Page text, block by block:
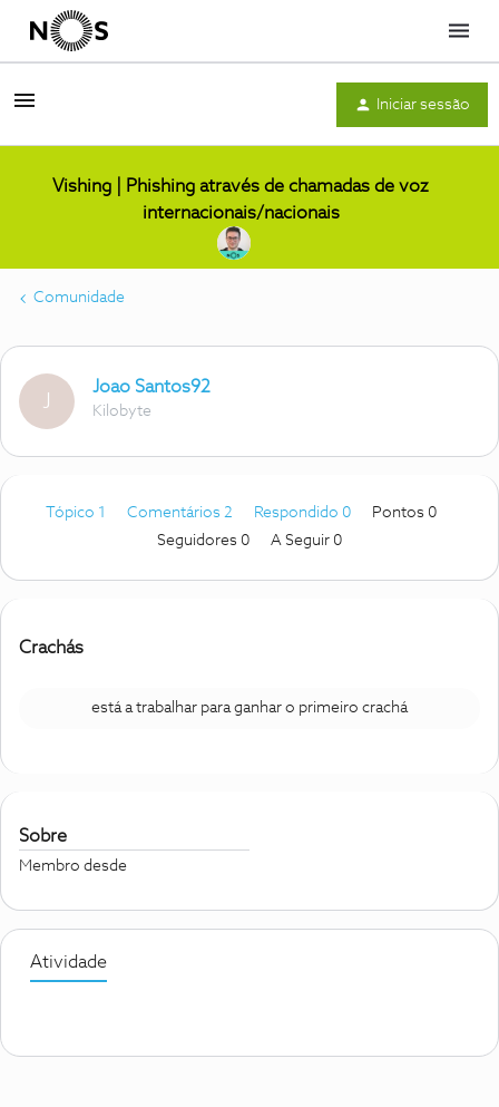
Menu
Iniciar sessão
Vishing | Phishing através de chamadas de voz
internacionais/nacionais
Comunidade
J
Joao Santos92
Kilobyte
Tópico 1 Comentários 2 Respondido 0
Pontos 0
Seguidores 0 A Seguir 0
Crachás
está a trabalhar para ganhar o primeiro crachá
Sobre
Membro desde
Atividade